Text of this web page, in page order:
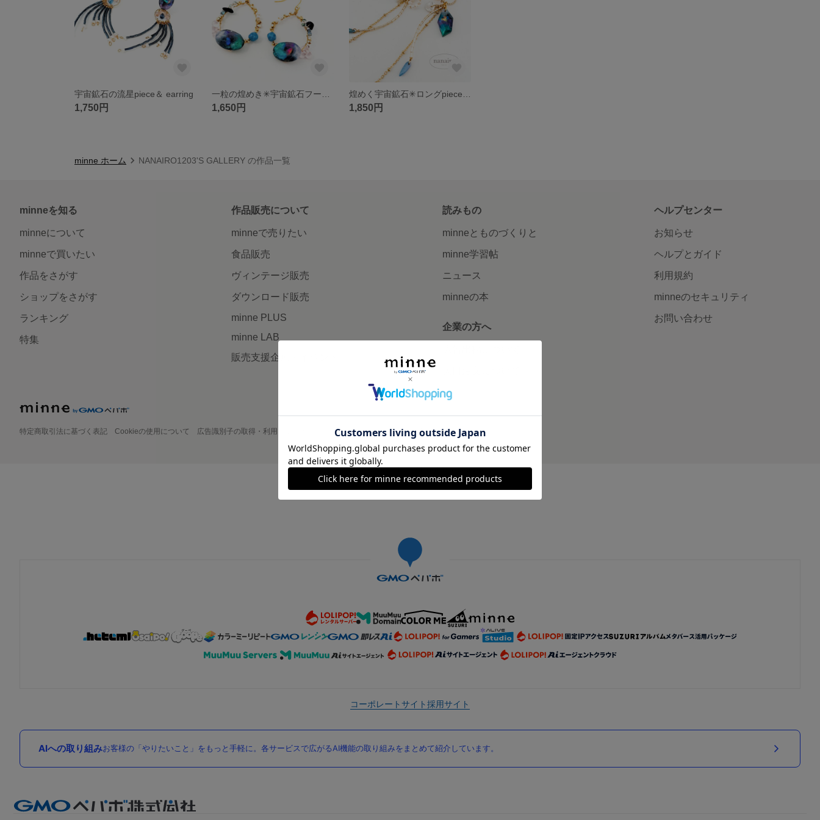
宇宙鉱石の流星piece＆ earring
1,750円 1,650円 1,850円
minne ホーム NANAIRO1203'S GALLERY の作品一覧
minneを知る
minneについて
minneで買いたい
作品をさがす
ショップをさがす
ランキング
特集
作品販売について
minneで売りたい
食品販売
ヴィンテージ販売
ダウンロード販売
minne PLUS
minne LAB
販売支援企画・イベント
読みもの
minneとものづくりと
minne学習帖
ニュース
minneの本
企業の方へ
ヘルプセンター
お知らせ
ヘルプとガイド
利用規約
minneのセキュリティ
お問い合わせ
特定商取引法に基づく表記 Cookieの使用について 広告識別子の取得・利用 プライバシーポリシー 会社概要 採用情報 メディアキット
©GMO Pepabo, Inc. All rights reserved.
コーポレートサイト採用サイト
AIへの取り組みお客様の「やりたいこと」をもっと手軽に。各サービスで広がるAI機能の取り組みをまとめて紹介しています。